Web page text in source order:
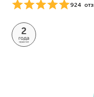
924